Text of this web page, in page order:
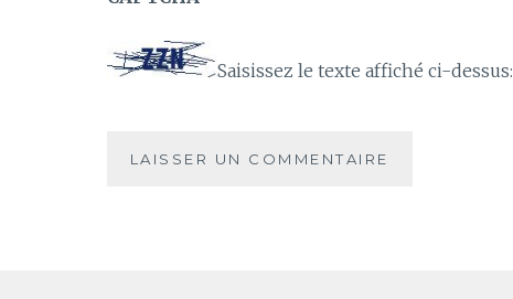
Saisissez le texte affiché ci-dessus: